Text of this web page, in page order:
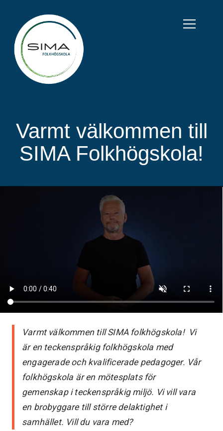
Varmt välkommen till
SIMA Folkhögskola!
Varmt välkommen till SIMA folkhögskola! Vi
är en teckenspråkig folkhögskola med
engagerade och kvalificerade pedagoger. Vår
folkhögskola är en mötesplats för
gemenskap i teckenspråkig miljö. Vi vill vara
en brobyggare till större delaktighet i
samhället. Vill du vara med?